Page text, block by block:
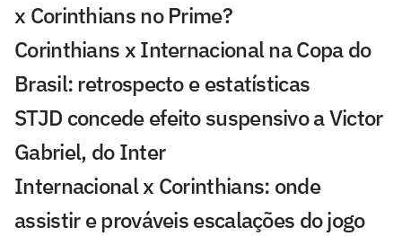
x Corinthians no Prime?
Corinthians x Internacional na Copa do
Brasil: retrospecto e estatísticas
STJD concede efeito suspensivo a Victor
Gabriel, do Inter
Internacional x Corinthians: onde
assistir e prováveis escalações do jogo